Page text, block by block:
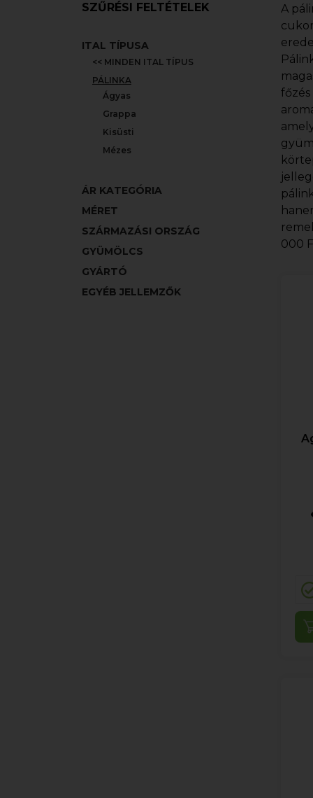
SZŰRÉSI FELTÉTELEK
ITAL TÍPUSA
<< MINDEN ITAL TÍPUS
PÁLINKA
Ágyas
Grappa
Kisüsti
Mézes
ÁR KATEGÓRIA
MÉRET
SZÁRMAZÁSI ORSZÁG
GYÜMÖLCS
GYÁRTÓ
EGYÉB JELLEMZŐK
A
000